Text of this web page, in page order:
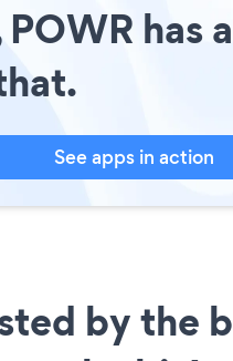
POWR has
See apps in action
by the